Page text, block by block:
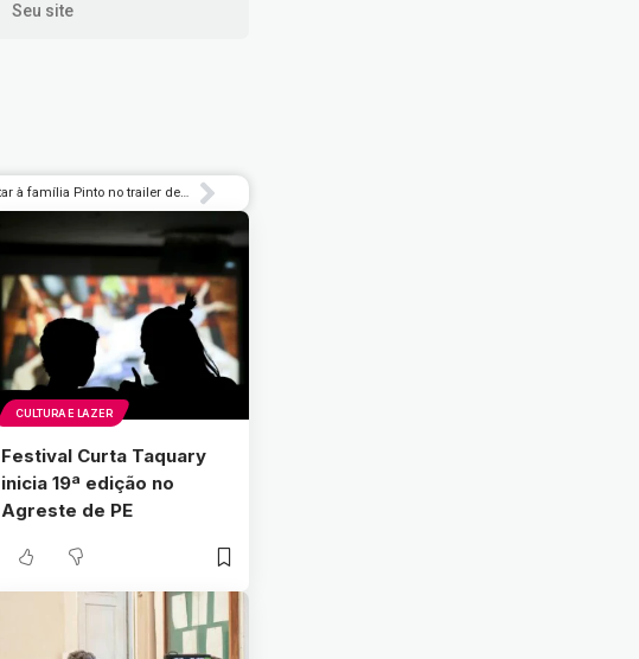
Ariana Grande tenta se juntar à família Pinto no trailer de ‘Entrando Numa Fria 4’ – Rolling Stone Brasil
CULTURA E LAZER
Festival Curta Taquary
inicia 19ª edição no
Agreste de PE